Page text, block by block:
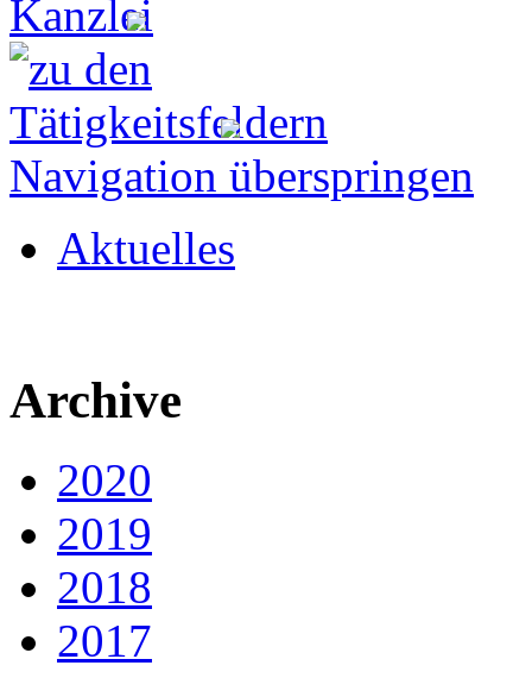
Navigation überspringen
Aktuelles
Archive
2020
2019
2018
2017